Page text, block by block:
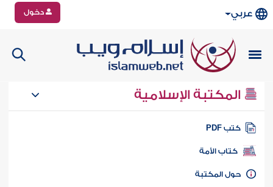
عربي دخول
المكتبة الإسلامية
كتب PDF
كتاب الأمة